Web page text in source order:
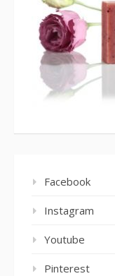
Facebook
Instagram
Youtube
Pinterest